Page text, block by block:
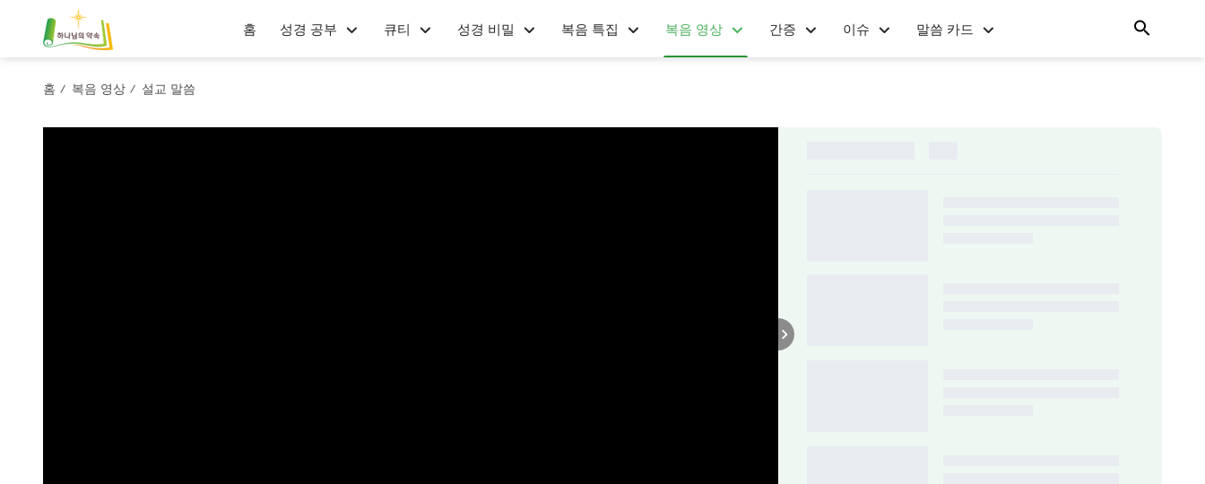
홈 성경 공부 큐티 성경 비밀 복음 특집 복음 영상 간증 이슈 말씀 카드
홈 / 복음 영상 / 설교 말씀